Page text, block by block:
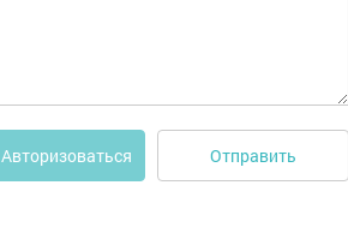
Авторизоваться Отправить